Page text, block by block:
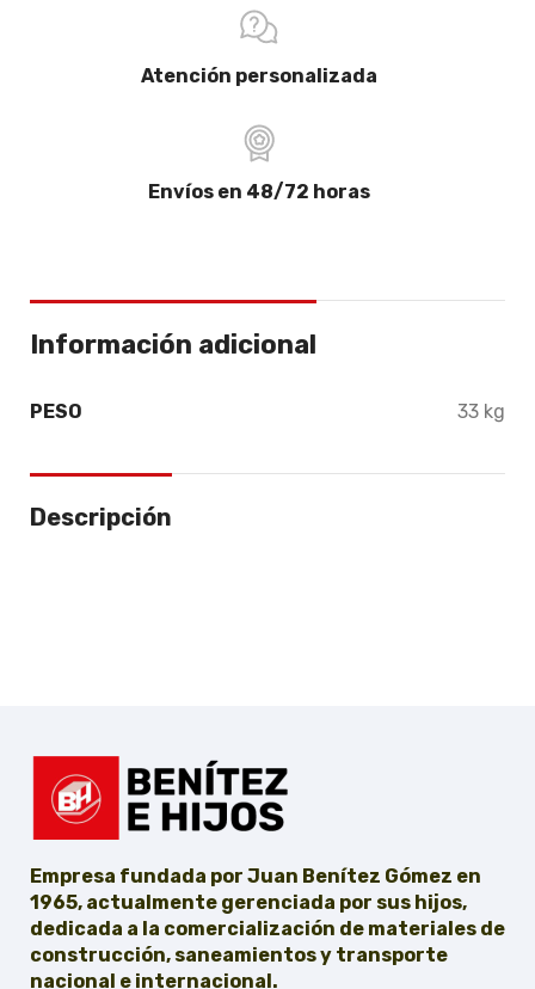
Atención personalizada
Envíos en 48/72 horas
Información adicional
PESO 33 kg
Descripción
Empresa fundada por Juan Benítez Gómez en
1965, actualmente gerenciada por sus hijos,
dedicada a la comercialización de materiales de
construcción, saneamientos y transporte
nacional e internacional.